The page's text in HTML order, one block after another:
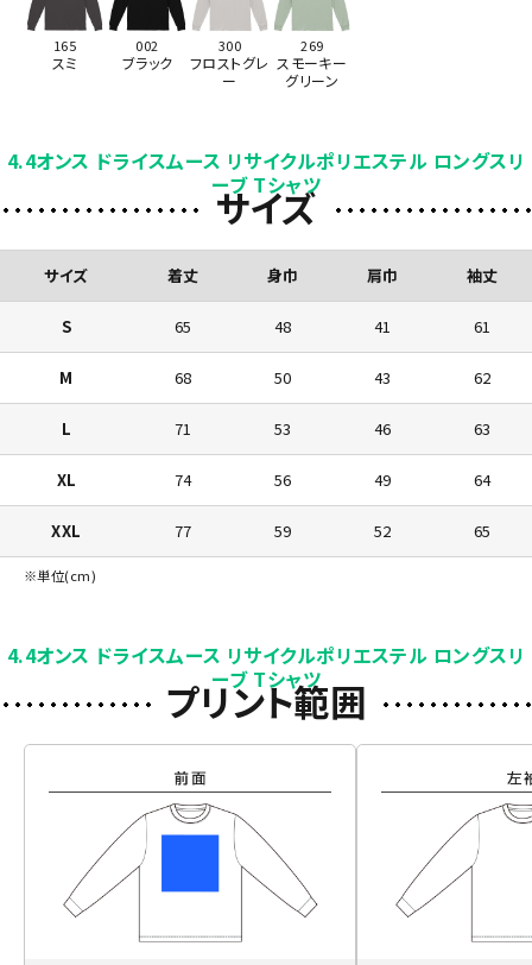
165
スミ
002
ブラック
300
フロストグレ
ー
269
スモーキー
グリーン
4.4オンス ドライスムース リサイクルポリエステル ロングスリ
ーブ Tシャツ
サイズ
サイズ 着丈 身巾 肩巾 袖丈
S 65 48 41 61
M 68 50 43 62
L 71 53 46 63
XL 74 56 49 64
XXL 77 59 52 65
※単位(cm)
4.4オンス ドライスムース リサイクルポリエステル ロングスリ
ーブ Tシャツ
プリント範囲